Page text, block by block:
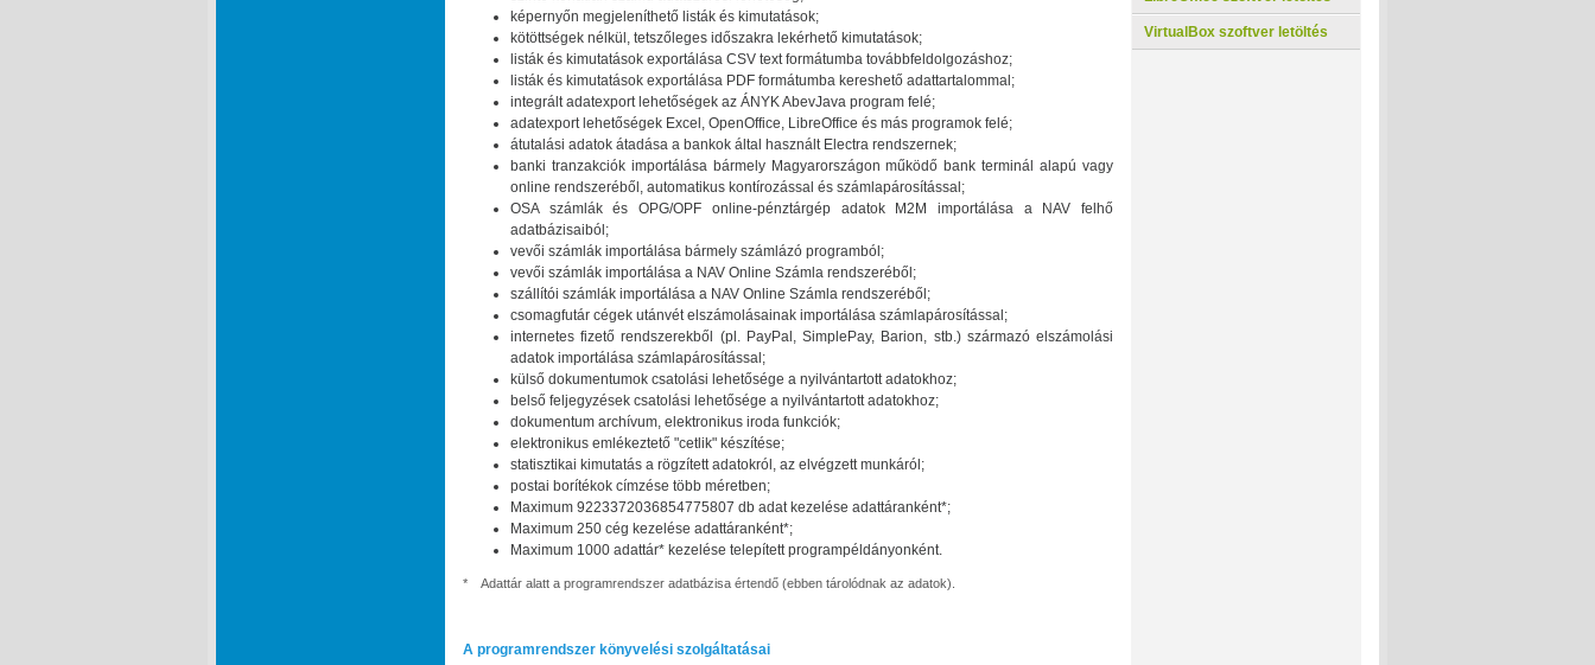
képernyőn megjeleníthető listák és kimutatások;
kötöttségek nélkül, tetszőleges időszakra lekérhető kimutatások;
listák és kimutatások exportálása CSV text formátumba továbbfeldolgozáshoz;
listák és kimutatások exportálása PDF formátumba kereshető adattartalommal;
integrált adatexport lehetőségek az ÁNYK AbevJava program felé;
adatexport lehetőségek Excel, OpenOffice, LibreOffice és más programok felé;
átutalási adatok átadása a bankok által használt Electra rendszernek;
banki tranzakciók importálása bármely Magyarországon működő bank terminál alapú vagy
online rendszeréből, automatikus kontírozással és számlapárosítással;
OSA számlák és OPG/OPF online-pénztárgép adatok M2M importálása a NAV felhő
adatbázisaiból;
vevői számlák importálása bármely számlázó programból;
vevői számlák importálása a NAV Online Számla rendszeréből;
szállítói számlák importálása a NAV Online Számla rendszeréből;
csomagfutár cégek utánvét elszámolásainak importálása számlapárosítással;
internetes fizető rendszerekből (pl. PayPal, SimplePay, Barion, stb.) származó elszámolási
adatok importálása számlapárosítással;
külső dokumentumok csatolási lehetősége a nyilvántartott adatokhoz;
belső feljegyzések csatolási lehetősége a nyilvántartott adatokhoz;
dokumentum archívum, elektronikus iroda funkciók;
elektronikus emlékeztető "cetlik" készítése;
statisztikai kimutatás a rögzített adatokról, az elvégzett munkáról;
postai borítékok címzése több méretben;
Maximum 9223372036854775807 db adat kezelése adattáranként*;
Maximum 250 cég kezelése adattáranként*;
Maximum 1000 adattár* kezelése telepített programpéldányonként.
* Adattár alatt a programrendszer adatbázisa értendő (ebben tárolódnak az adatok).
A programrendszer könyvelési szolgáltatásai
VirtualBox szoftver letöltés